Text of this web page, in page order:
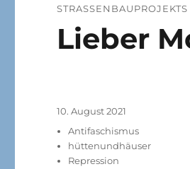
STRASSENBAUPROJEKTS
Lieber
Veröffentlicht
10. August 2021
Kategorien
Antifaschismus
hüttenundhäuser
Repression